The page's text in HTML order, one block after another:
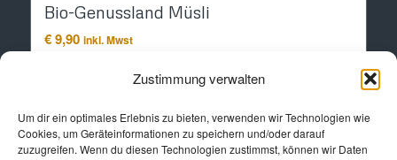
Zustimmung verwalten
Um dir ein optimales Erlebnis zu bieten, verwenden wir Technologien wie
Cookies, um Geräteinformationen zu speichern und/oder darauf
zuzugreifen. Wenn du diesen Technologien zustimmst, können wir Daten
Bio-Genussland Müsli
€9,90 inkl. Mwst
In den Warenkorb Details anzeigen